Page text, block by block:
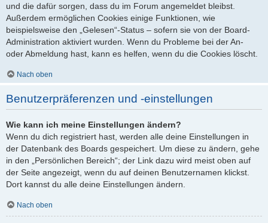
und die dafür sorgen, dass du im Forum angemeldet bleibst.
Außerdem ermöglichen Cookies einige Funktionen, wie
beispielsweise den „Gelesen“-Status – sofern sie von der Board-
Administration aktiviert wurden. Wenn du Probleme bei der An-
oder Abmeldung hast, kann es helfen, wenn du die Cookies löscht.
Nach oben
Benutzerpräferenzen und -einstellungen
Wie kann ich meine Einstellungen ändern?
Wenn du dich registriert hast, werden alle deine Einstellungen in
der Datenbank des Boards gespeichert. Um diese zu ändern, gehe
in den „Persönlichen Bereich“; der Link dazu wird meist oben auf
der Seite angezeigt, wenn du auf deinen Benutzernamen klickst.
Dort kannst du alle deine Einstellungen ändern.
Nach oben